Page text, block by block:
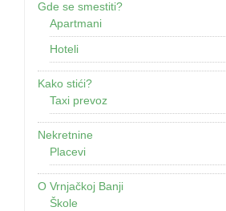
Gde se smestiti?
Apartmani
Hoteli
Kako stići?
Taxi prevoz
Nekretnine
Placevi
O Vrnjačkoj Banji
Škole